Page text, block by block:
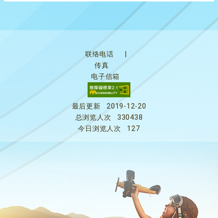
联络电话
传真
电子信箱
最后更新
2019-12-20
总浏览人次
330438
今日浏览人次
127